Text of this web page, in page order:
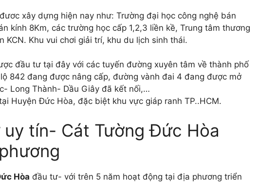
xây dựng hiện nay như: Trường đại học công nghệ bán
kính 8Km, các trường học cấp 1,2,3 liền kề, Trung tâm thương
KCN. Khu vui chơi giải trí, khu du lịch sinh thái.
đầu tư tại đây với các tuyến đường xuyên tâm về thành phố
842 đang được nâng cấp, đường vành đai 4 đang được mở
Long Thành- Dầu Giây đã kết nối,…
Huyện Đức Hòa, đặc biệt khu vực giáp ranh TP..HCM.
tín- Cát Tường Đức Hòa
Hòa đầu tư- với trên 5 năm hoạt động tại địa phương triển